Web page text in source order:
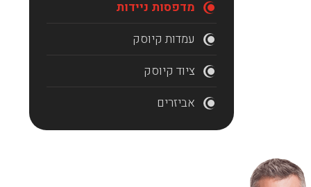
מדפסות ניידות
עמדות קיוסק
ציוד קיוסק
אביזרים